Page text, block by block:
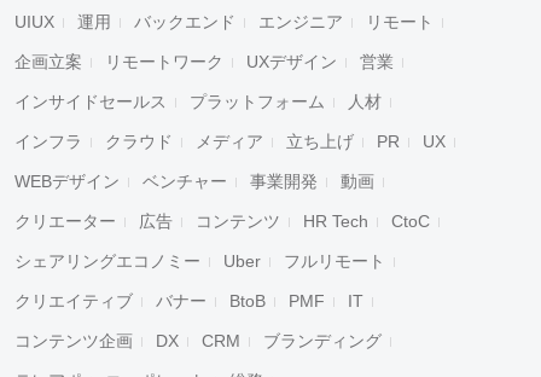
UIUX 運用 バックエンド エンジニア リモート
企画立案 リモートワーク UXデザイン 営業
インサイドセールス プラットフォーム 人材
インフラ クラウド メディア 立ち上げ PR UX
WEBデザイン ベンチャー 事業開発 動画
クリエーター 広告 コンテンツ HR Tech CtoC
シェアリングエコノミー Uber フルリモート
クリエイティブ バナー BtoB PMF IT
コンテンツ企画 DX CRM ブランディング